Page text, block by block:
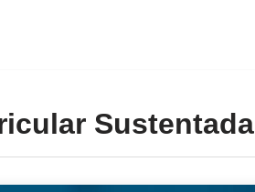
Sustentada